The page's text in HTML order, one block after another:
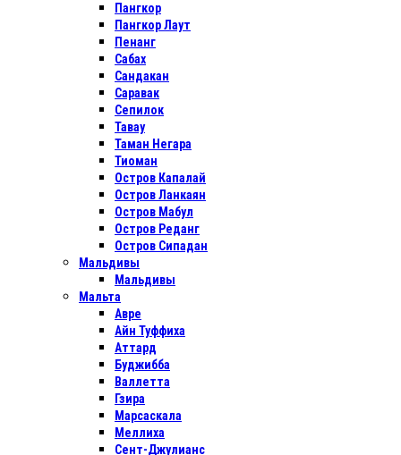
Пангкор
Пангкор Лаут
Пенанг
Сабах
Сандакан
Саравак
Сепилок
Тавау
Таман Негара
Тиоман
Остров Капалай
Остров Ланкаян
Остров Мабул
Остров Реданг
Остров Сипадан
Мальдивы
Мальдивы
Мальта
Авре
Айн Туффиха
Аттард
Буджибба
Валлетта
Гзира
Марсаскала
Меллиха
Сент-Джулианс